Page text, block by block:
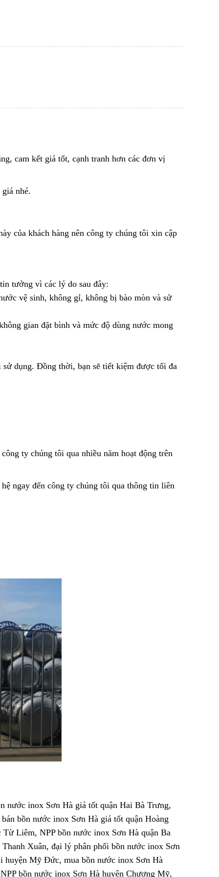
cam kết giá tốt, cạnh tranh hơn các đơn vị
nhé.
của khách hàng nên công ty chúng tôi xin cập
tưởng vì các lý do sau đây:
vệ sinh, không gỉ, không bị bào mòn và sử
gian đặt bình và mức độ dùng nước mong
dụng. Đồng thời, bạn sẽ tiết kiệm được tối đa
ty chúng tôi qua nhiều năm hoạt động trên
ngay đến công ty chúng tôi qua thông tin liên
nước inox Sơn Hà giá tốt quận Hai Bà Trưng,
bồn nước inox Sơn Hà giá tốt quận Hoàng
Liêm, NPP bồn nước inox Sơn Hà quận Ba
Xuân, đại lý phân phối bồn nước inox Sơn
huyện Mỹ Đức, mua bồn nước inox Sơn Hà
bồn nước inox Sơn Hà huyện Chương Mỹ,